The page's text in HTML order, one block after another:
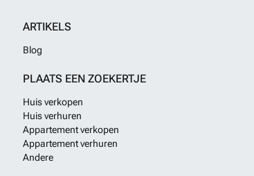
ARTIKELS
Blog
PLAATS EEN ZOEKERTJE
Huis verkopen
Huis verhuren
Appartement verkopen
Appartement verhuren
Andere